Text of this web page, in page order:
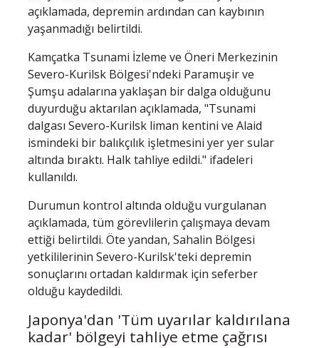
açıklamada, depremin ardından can kaybının
yaşanmadığı belirtildi.
Kamçatka Tsunami İzleme ve Öneri Merkezinin
Severo-Kurilsk Bölgesi'ndeki Paramuşir ve
Şumşu adalarına yaklaşan bir dalga olduğunu
duyurduğu aktarılan açıklamada, "Tsunami
dalgası Severo-Kurilsk liman kentini ve Alaid
ismindeki bir balıkçılık işletmesini yer yer sular
altında bıraktı. Halk tahliye edildi." ifadeleri
kullanıldı.
Durumun kontrol altında olduğu vurgulanan
açıklamada, tüm görevlilerin çalışmaya devam
ettiği belirtildi. Öte yandan, Sahalin Bölgesi
yetkililerinin Severo-Kurilsk'teki depremin
sonuçlarını ortadan kaldırmak için seferber
olduğu kaydedildi.
Japonya'dan 'Tüm uyarılar kaldırılana
kadar' bölgeyi tahliye etme çağrısı